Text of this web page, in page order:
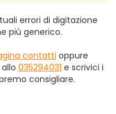
errori di digitazione
più generico.
contatti oppure
035294031 e scrivici i
consigliare.